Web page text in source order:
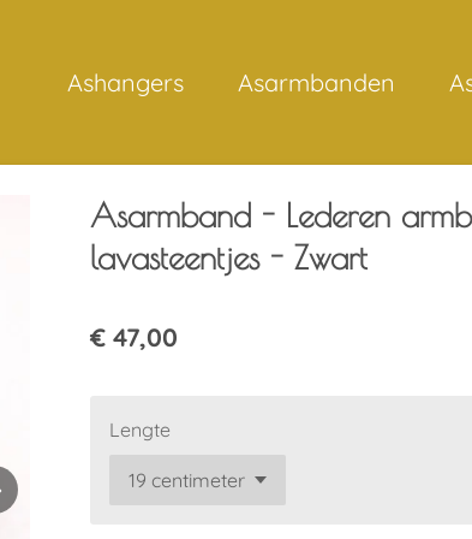
Ashangers Asarmbanden
Asarmband - Lederen
lavasteentjes - Zwart
€ 47,00
Lengte